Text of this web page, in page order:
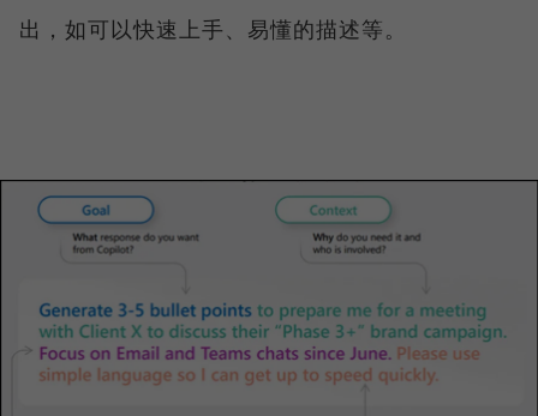
出，如可以快速上手、易懂的描述等。